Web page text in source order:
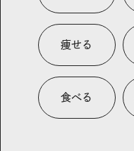
痩せる
食べる